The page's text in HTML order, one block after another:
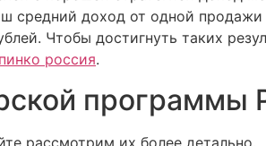
доход от одной продажи
Чтобы достигнуть таких
пинко россия.
программы
рассмотрим их более детально.